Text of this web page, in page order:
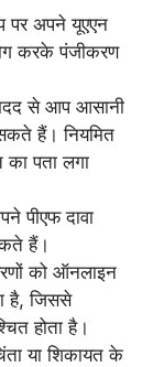
पर अपने यूएएन
करके पंजीकरण
से आप आसानी
हैं। नियमित
पता लगा
पीएफ दावा
हैं।
को ऑनलाइन
है, जिससे
होता है।
या शिकायत के